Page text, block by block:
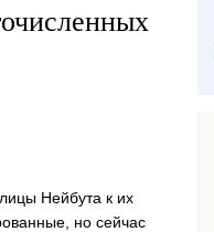
Нейбута к их
но сейчас